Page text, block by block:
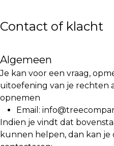
Contact of klacht
Algemeen
Je kan voor een vraag,
uitoefening van je rechten
opnemen
Email:
Indien je vindt dat
kunnen helpen, dan kan je